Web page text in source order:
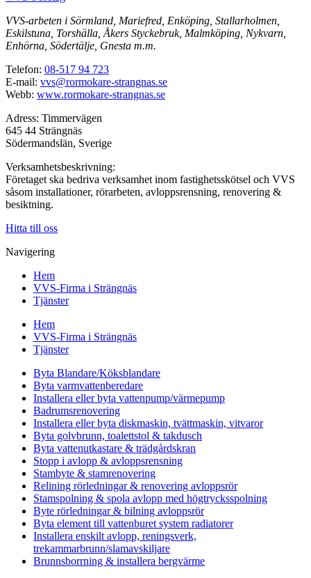
VVS-arbeten i Sörmland, Mariefred, Enköping, Stallarholmen,
Eskilstuna, Torshälla, Åkers Styckebruk, Malmköping, Nykvarn,
Enhörna, Södertälje, Gnesta m.m.
Telefon: 08-517 94 723
E-mail: vvs@rormokare-strangnas.se
Webb: www.rormokare-strangnas.se
Adress: Timmervägen
645 44 Strängnäs
Södermandslän, Sverige
Verksamhetsbeskrivning:
Företaget ska bedriva verksamhet inom fastighetsskötsel och VVS
såsom installationer, rörarbeten, avloppsrensning, renovering &
besiktning.
Hitta till oss
Navigering
Hem
VVS-Firma i Strängnäs
Tjänster
Hem
VVS-Firma i Strängnäs
Tjänster
Byta Blandare/Köksblandare
Byta varmvattenberedare
Installera eller byta vattenpump/värmepump
Badrumsrenovering
Installera eller byta diskmaskin, tvättmaskin, vitvaror
Byta golvbrunn, toalettstol & takdusch
Byta vattenutkastare & trädgårdskran
Stopp i avlopp & avloppsrensning
Stambyte & stamrenovering
Relining rörledningar & renovering avloppsrör
Stamspolning & spola avlopp med högtrycksspolning
Byte rörledningar & bilning avloppsrör
Byta element till vattenburet system radiatorer
Installera enskilt avlopp, reningsverk,
trekammarbrunn/slamavskiljare
Brunnsborrning & installera bergvärme